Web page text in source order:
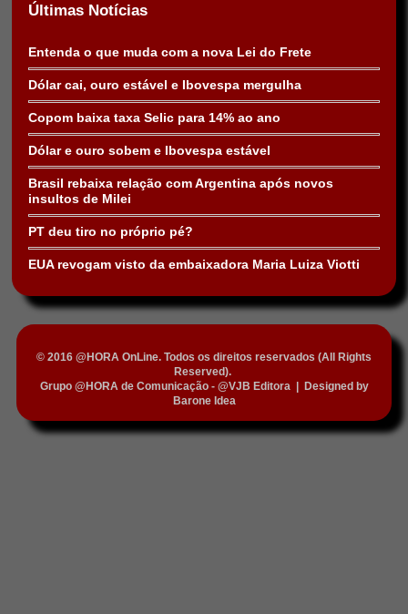
Últimas Notícias
Entenda o que muda com a nova Lei do Frete
Dólar cai, ouro estável e Ibovespa mergulha
Copom baixa taxa Selic para 14% ao ano
Dólar e ouro sobem e Ibovespa estável
Brasil rebaixa relação com Argentina após novos
insultos de Milei
PT deu tiro no próprio pé?
EUA revogam visto da embaixadora Maria Luiza Viotti
© 2016 @HORA OnLine. Todos os direitos reservados (All Rights
Reserved).
Grupo @HORA de Comunicação - @VJB Editora|
Designed by
Barone Idea